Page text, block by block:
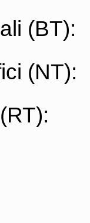
(BT):
(NT):